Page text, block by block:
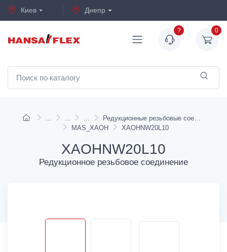
Киев Днепр
? 0
Редукционные резьбовые соединения
MAS_XAOH
XAOHNW20L10
XAOHNW20L10
Редукционное резьбовое соединение